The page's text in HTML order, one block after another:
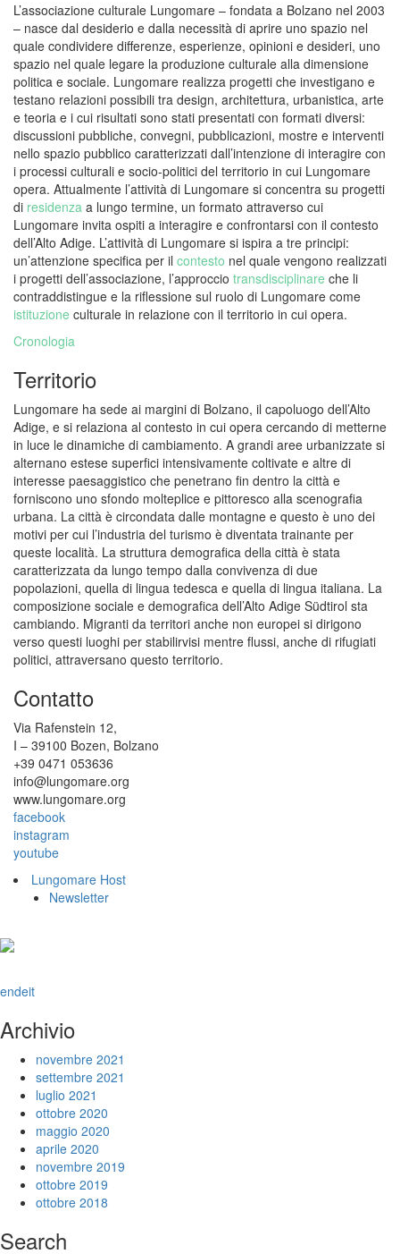
L’associazione culturale Lungomare – fondata a Bolzano nel 2003
– nasce dal desiderio e dalla necessità di aprire uno spazio nel
quale condividere differenze, esperienze, opinioni e desideri, uno
spazio nel quale legare la produzione culturale alla dimensione
politica e sociale. Lungomare realizza progetti che investigano e
testano relazioni possibili tra design, architettura, urbanistica, arte
e teoria e i cui risultati sono stati presentati con formati diversi:
discussioni pubbliche, convegni, pubblicazioni, mostre e interventi
nello spazio pubblico caratterizzati dall’intenzione di interagire con
i processi culturali e socio-politici del territorio in cui Lungomare
opera. Attualmente l’attività di Lungomare si concentra su progetti
di residenza a lungo termine, un formato attraverso cui
Lungomare invita ospiti a interagire e confrontarsi con il contesto
dell’Alto Adige. L’attività di Lungomare si ispira a tre principi:
un’attenzione specifica per il contesto nel quale vengono realizzati
i progetti dell’associazione, l’approccio transdisciplinare che li
contraddistingue e la riflessione sul ruolo di Lungomare come
istituzione culturale in relazione con il territorio in cui opera.
Cronologia
Territorio
Lungomare ha sede ai margini di Bolzano, il capoluogo dell’Alto
Adige, e si relaziona al contesto in cui opera cercando di metterne
in luce le dinamiche di cambiamento. A grandi aree urbanizzate si
alternano estese superfici intensivamente coltivate e altre di
interesse paesaggistico che penetrano fin dentro la città e
forniscono uno sfondo molteplice e pittoresco alla scenografia
urbana. La città è circondata dalle montagne e questo è uno dei
motivi per cui l’industria del turismo è diventata trainante per
queste località. La struttura demografica della città è stata
caratterizzata da lungo tempo dalla convivenza di due
popolazioni, quella di lingua tedesca e quella di lingua italiana. La
composizione sociale e demografica dell’Alto Adige Südtirol sta
cambiando. Migranti da territori anche non europei si dirigono
verso questi luoghi per stabilirvisi mentre flussi, anche di rifugiati
politici, attraversano questo territorio.
Contatto
Via Rafenstein 12,
I – 39100 Bozen, Bolzano
+39 0471 053636
info@lungomare.org
www.lungomare.org
facebook
instagram
youtube
Lungomare Host
Newsletter
endeit
Archivio
novembre 2021
settembre 2021
luglio 2021
ottobre 2020
maggio 2020
aprile 2020
novembre 2019
ottobre 2019
ottobre 2018
Search